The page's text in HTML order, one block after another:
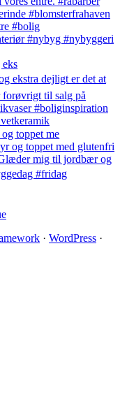
eks
toppet me
· WordPress ·